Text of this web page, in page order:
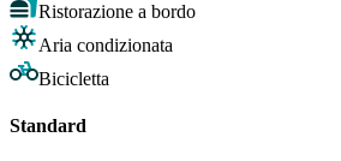
Ristorazione a bordo
Aria condizionata
Bicicletta
Standard